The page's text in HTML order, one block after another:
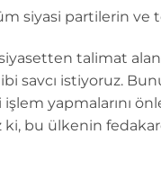
siyasi partilerin ve
talimat
savcı istiyoruz.
yapmalarını
bu ülkenin